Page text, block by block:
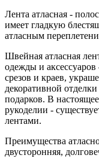
Лента атласная -
имеет гладкую
атласным
Швейная атласная
одежды и аксессуаров
срезов и краев,
декоративной
подарков. В
рукоделии -
лентами.
Преимущества
двусторонняя,